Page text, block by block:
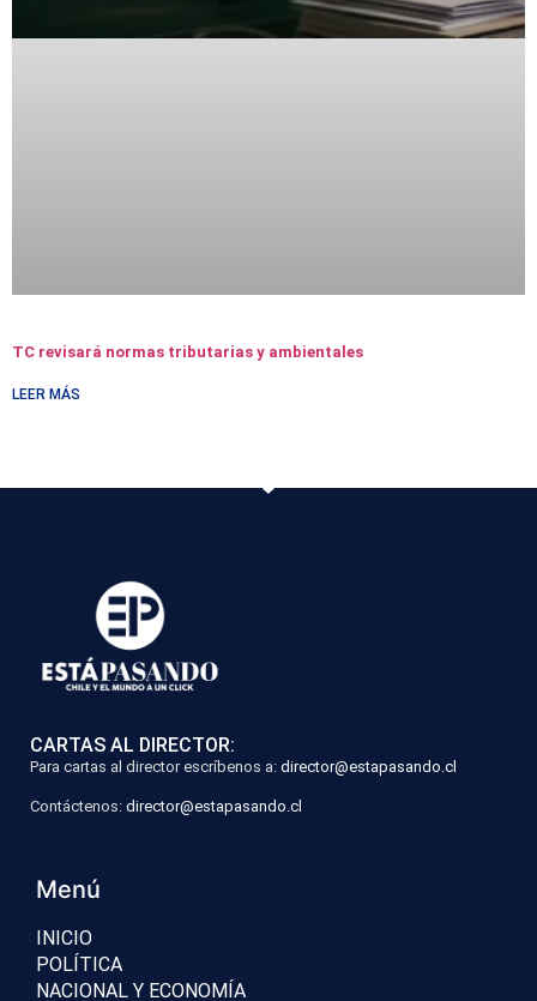
TC revisará normas tributarias y ambientales
LEER MÁS
CARTAS AL DIRECTOR:
Para cartas al director escríbenos a: director@estapasando.cl
Contáctenos: director@estapasando.cl
Menú
INICIO
POLÍTICA
NACIONAL Y ECONOMÍA